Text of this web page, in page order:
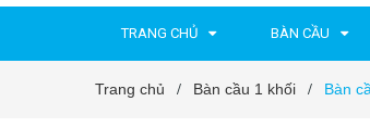
TRANG CHỦ BÀN CẦU
Trang chủ / Bàn cầu 1 khối / Bàn